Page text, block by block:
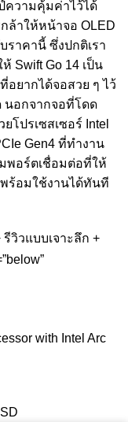
ความคุ้มค่าไว้ได้
ล้าให้หน้าจอ OLED
ราคานี้ ซึ่งปกติเรา
Swift Go 14 เป็น
ยากได้จอสวย ๆ ไว้
นอกจากจอที่โดด
โปรเซสเซอร์ Intel
Gen4 ที่ทำงาน
พอร์ตเชื่อมต่อที่ให้
ร้อมใช้งานได้ทันที
รีวิวแบบเจาะลึก +
with Intel Arc